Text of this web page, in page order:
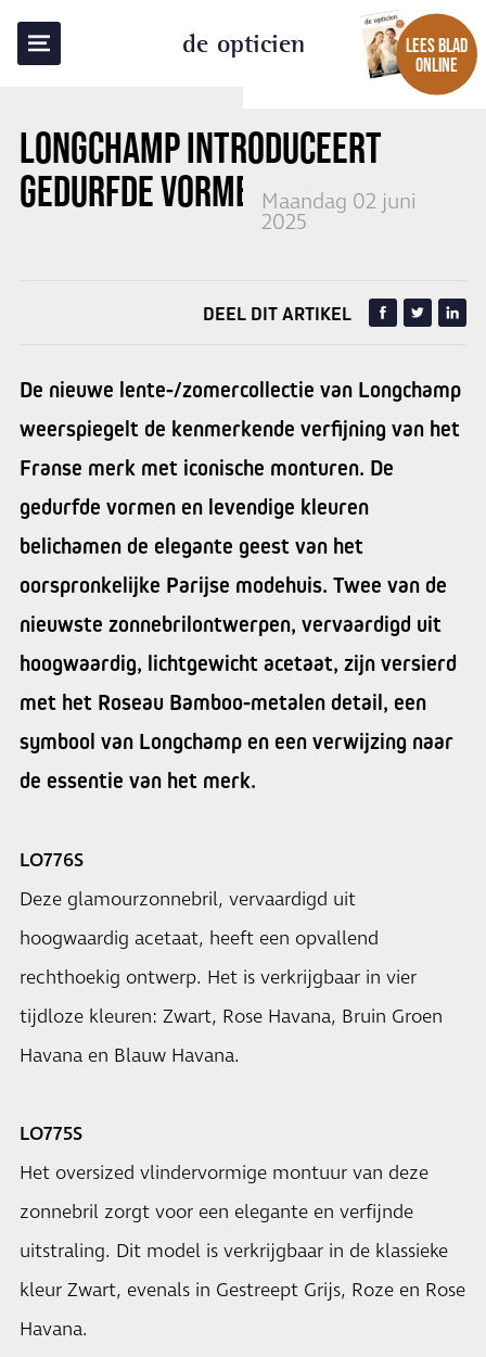
de opticien
LEES BLAD
ONLINE
LONGCHAMP INTRODUCEERT
GEDURFDE VORMENMaandag 02 juni
2025
TERUG NAAR OVERZICHT
DEEL DIT ARTIKEL
De nieuwe lente-/zomercollectie van Longchamp
weerspiegelt de kenmerkende verfijning van het
Franse merk met iconische monturen. De
gedurfde vormen en levendige kleuren
belichamen de elegante geest van het
oorspronkelijke Parijse modehuis. Twee van de
nieuwste zonnebrilontwerpen, vervaardigd uit
hoogwaardig, lichtgewicht acetaat, zijn versierd
met het Roseau Bamboo-metalen detail, een
symbool van Longchamp en een verwijzing naar
de essentie van het merk.
LO776S
Deze glamourzonnebril, vervaardigd uit
hoogwaardig acetaat, heeft een opvallend
rechthoekig ontwerp. Het is verkrijgbaar in vier
tijdloze kleuren: Zwart, Rose Havana, Bruin Groen
Havana en Blauw Havana.
LO775S
Het oversized vlindervormige montuur van deze
zonnebril zorgt voor een elegante en verfijnde
uitstraling. Dit model is verkrijgbaar in de klassieke
kleur Zwart, evenals in Gestreept Grijs, Roze en Rose
Havana.